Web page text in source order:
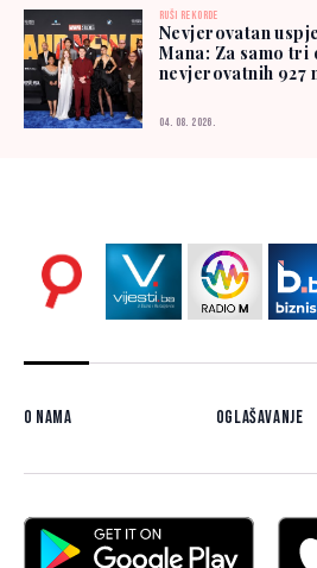
RUŠI REKORDE
Nevjerovatan
Mana: Za samo tri
nevjerovatnih 927
04. 08. 2026.
O nama Oglašavanje